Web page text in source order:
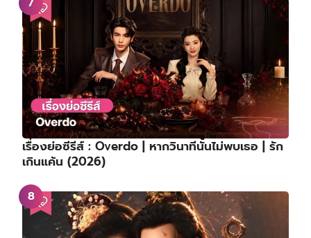
เรื่องย่อซีรีส์ : Overdo | หากวินาทีนั้นไม่พบเธอ | รัก
เกินแค้น (2026)